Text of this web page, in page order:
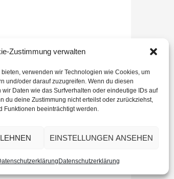
Zustimmung verwalten
verwenden wir Technologien wie Cookies, um
und/oder darauf zuzugreifen. Wenn du diesen
Daten wie das Surfverhalten oder eindeutige IDs auf
du deine Zustimmung nicht erteilst oder zurückziehst,
Funktionen beeinträchtigt werden.
EINSTELLUNGEN ANSEHEN
Datenschutzerklärung